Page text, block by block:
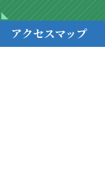
アクセスマップ